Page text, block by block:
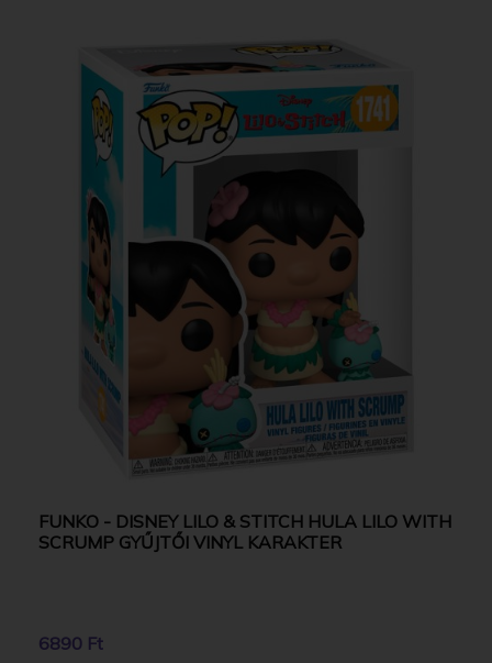
FUNKO - DISNEY LILO & STITCH HULA LILO WITH
SCRUMP GYŰJTŐI VINYL KARAKTER
6890 Ft